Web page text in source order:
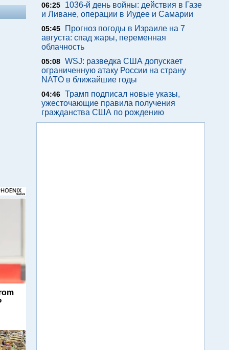
06:25
1036-й день войны: действия в Газе
и Ливане, операции в Иудее и Самарии
05:45
Прогноз погоды в Израиле на 7
августа: спад жары, переменная
облачность
05:08 WSJ: разведка США допускает
ограниченную атаку России на страну
NATO в ближайшие годы
04:46 Трамп подписал новые указы,
ужесточающие правила получения
гражданства США по рождению